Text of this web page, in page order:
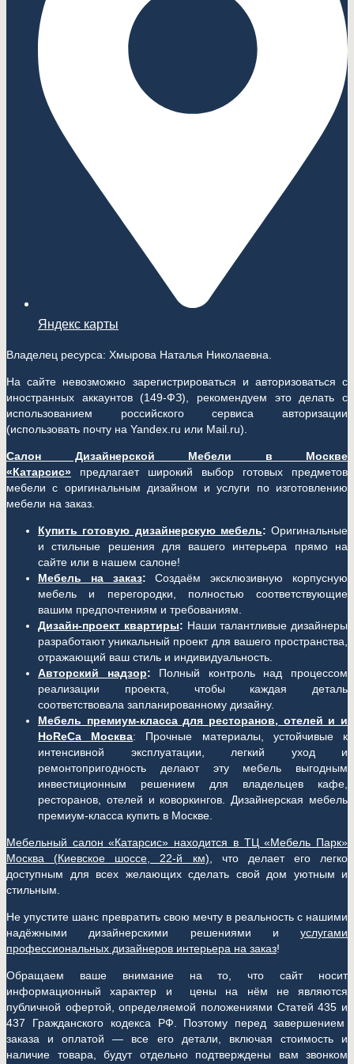
Яндекс карты
Владелец ресурса: Хмырова Наталья Николаевна.
На сайте невозможно зарегистрироваться и авторизоваться с
иностранных аккаунтов (149-ФЗ), рекомендуем это делать с
использованием российского сервиса авторизации
(использовать почту на Yandex.ru или Mail.ru).
Салон Дизайнерской Мебели в Москве
«Катарсис»
предлагает широкий выбор готовых предметов
мебели с оригинальным дизайном и услуги по изготовлению
мебели на заказ.
Купить готовую дизайнерскую мебель: Оригинальные
и стильные решения для вашего интерьера прямо на
сайте или в нашем салоне!
Мебель на заказ: Создаём эксклюзивную корпусную
мебель и перегородки, полностью соответствующие
вашим предпочтениям и требованиям.
Дизайн-проект квартиры: Наши талантливые дизайнеры
разработают уникальный проект для вашего пространства,
отражающий ваш стиль и индивидуальность.
Авторский надзор: Полный контроль над процессом
реализации проекта, чтобы каждая деталь
соответствовала запланированному дизайну.
Мебель премиум-класса для ресторанов, отелей и и
HoReCa Москва: Прочные материалы, устойчивые к
интенсивной эксплуатации, легкий уход и
ремонтопригодность делают эту мебель выгодным
инвестиционным решением для владельцев кафе,
ресторанов, отелей и коворкингов. Дизайнерская мебель
премиум-класса купить в Москве.
Мебельный салон «Катарсис» находится в ТЦ «Мебель Парк»
Москва (Киевское шоссе, 22-й км) , что делает его легко
доступным для всех желающих сделать свой дом уютным и
стильным.
Не упустите шанс превратить свою мечту в реальность с нашими
надёжными дизайнерскими решениями и услугами
профессиональных дизайнеров интерьера на заказ!
Обращаем ваше внимание на то, что сайт носит
информационный характер и цены на нём не являются
публичной офертой, определяемой положениями Статей 435 и
437 Гражданского кодекса РФ. Поэтому перед завершением
заказа и оплатой — все его детали, включая стоимость и
наличие товара, будут отдельно подтверждены вам звонком